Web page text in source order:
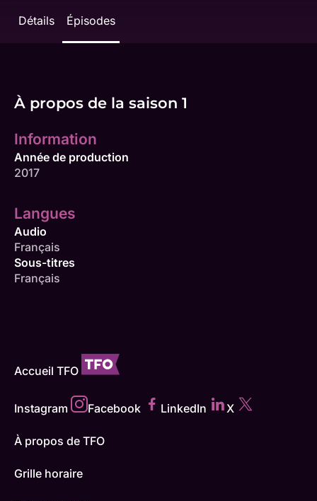
Détails Épisodes
À propos de la saison 1
Information
Année de production
2017
Langues
Audio
Français
Sous-titres
Français
Accueil TFO
Instagram Facebook LinkedIn X
À propos de TFO
Grille horaire